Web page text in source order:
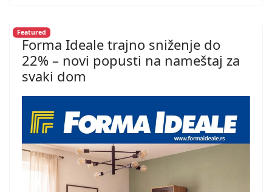
Featured
Forma Ideale trajno sniženje do
22% – novi popusti na nameštaj za
svaki dom